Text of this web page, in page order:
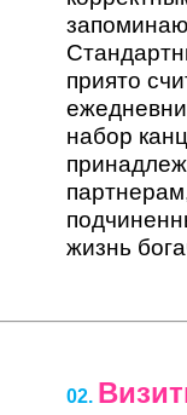
приято
набор
жизнь
02.